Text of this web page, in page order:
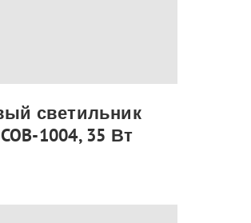
светильник
COB-1004, 35 Вт